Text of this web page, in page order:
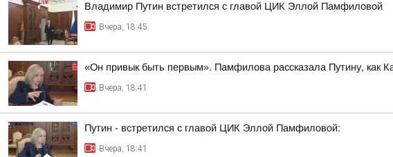
Владимир Путин встретился с главой ЦИК Эллой Памфиловой
Вчера, 18:45
«Он привык быть первым». Памфилова рассказала Путину, как
Вчера, 18:41
Путин - встретился с главой ЦИК Эллой Памфиловой:
Вчера, 18:41